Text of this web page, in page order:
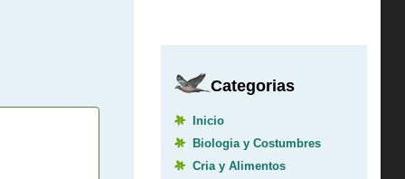
Categorias
Inicio
Biologia y Costumbres
Cria y Alimentos